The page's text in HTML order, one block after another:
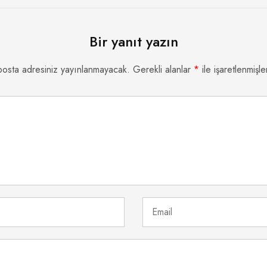
Bir yanıt yazın
adresiniz yayınlanmayacak. Gerekli alanlar * ile